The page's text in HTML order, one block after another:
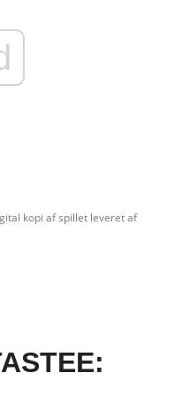
kopi af spillet leveret af